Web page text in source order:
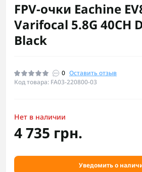
FPV-очки Eachine
Varifocal 5.8G 40CH
Black
0 Оставить отзыв
Код товара: FA03-220800-03
Нет в наличии
4 735 грн.
Уведомить о